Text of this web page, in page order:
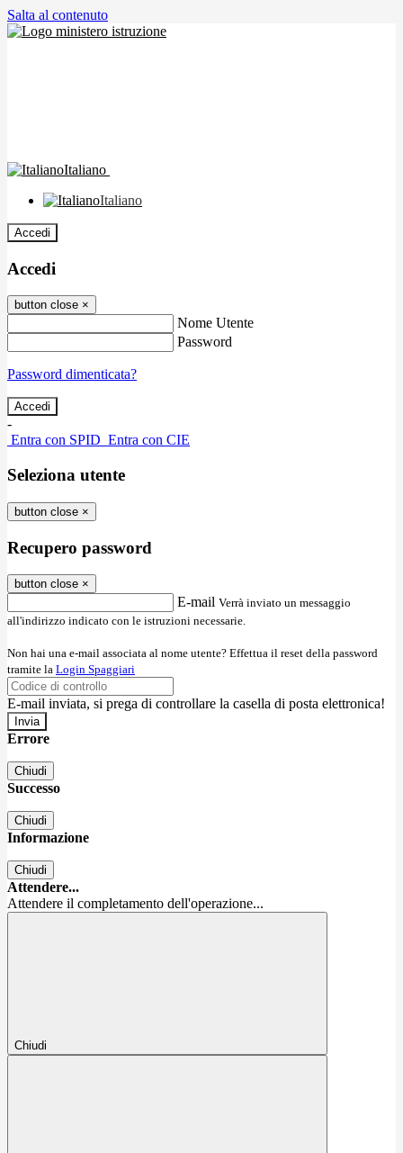
Salta al contenuto
Italiano
Italiano
Accedi
Accedi
button close ×
Nome Utente
Password
Password dimenticata?
-
Entra con SPID Entra con CIE
Seleziona utente
button close ×
Recupero password
button close ×
E-mail Verrà inviato un messaggio
all'indirizzo indicato con le istruzioni necessarie.
Non hai una e-mail associata al nome utente? Effettua il reset della password
tramite la Login Spaggiari
E-mail inviata, si prega di controllare la casella di posta elettronica!
Errore
Chiudi
Successo
Chiudi
Informazione
Chiudi
Attendere...
Attendere il completamento dell'operazione...
Chiudi